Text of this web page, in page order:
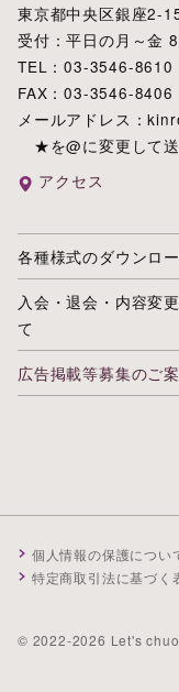
東京都中央区銀座2-
受付：平日の月～金
TEL：03-3546-8610
FAX：03-3546-8406
メールアドレス：
★を@に変更して
アクセス
各種様式のダウンロ
入会・退会・内容変
て
広告掲載等募集のご
個人情報の保護につい
特定商取引法に基づく
© 2022-2026 Let's